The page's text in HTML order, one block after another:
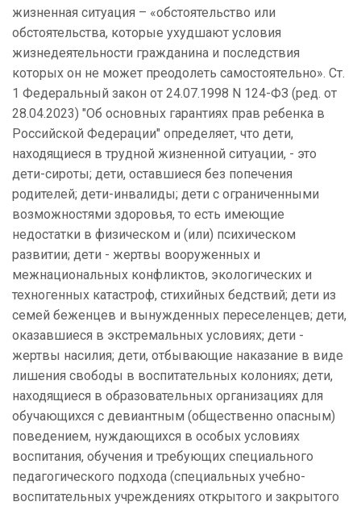
жизненная ситуация – «обстоятельство или
обстоятельства, которые ухудшают условия
жизнедеятельности гражданина и последствия
которых он не может преодолеть самостоятельно». Ст.
1 Федеральный закон от 24.07.1998 N 124-ФЗ (ред. от
28.04.2023) "Об основных гарантиях прав ребенка в
Российской Федерации" определяет, что дети,
находящиеся в трудной жизненной ситуации, - это
дети-сироты; дети, оставшиеся без попечения
родителей; дети-инвалиды; дети с ограниченными
возможностями здоровья, то есть имеющие
недостатки в физическом и (или) психическом
развитии; дети - жертвы вооруженных и
межнациональных конфликтов, экологических и
техногенных катастроф, стихийных бедствий; дети из
семей беженцев и вынужденных переселенцев; дети,
оказавшиеся в экстремальных условиях; дети -
жертвы насилия; дети, отбывающие наказание в виде
лишения свободы в воспитательных колониях; дети,
находящиеся в образовательных организациях для
обучающихся с девиантным (общественно опасным)
поведением, нуждающихся в особых условиях
воспитания, обучения и требующих специального
педагогического подхода (специальных учебно-
воспитательных учреждениях открытого и закрытого